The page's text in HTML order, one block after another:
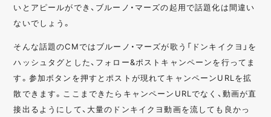
いとアピールができ、ブルーノ・マーズの起用で話題化は間違い
ないでしょう。
そんな話題のCMではブルーノ・マーズが歌う「ドンキイクヨ」を
ハッシュタグとした、フォロー&ポストキャンペーンを行ってま
す。参加ボタンを押すとポストが現れてキャンペーンURLを拡
散できます。ここまできたらキャンペーンURLでなく、動画が直
接出るようにして、大量のドンキイクヨ動画を流しても良かっ